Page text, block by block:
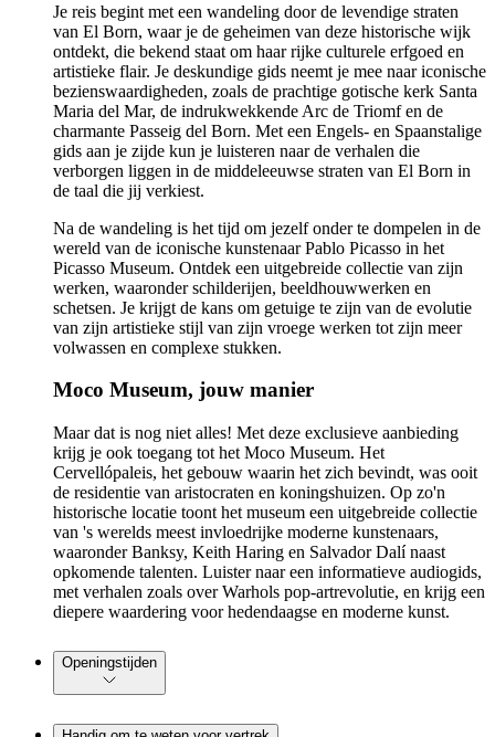
Je reis begint met een wandeling door de levendige straten
van El Born, waar je de geheimen van deze historische wijk
ontdekt, die bekend staat om haar rijke culturele erfgoed en
artistieke flair. Je deskundige gids neemt je mee naar iconische
bezienswaardigheden, zoals de prachtige gotische kerk Santa
Maria del Mar, de indrukwekkende Arc de Triomf en de
charmante Passeig del Born. Met een Engels- en Spaanstalige
gids aan je zijde kun je luisteren naar de verhalen die
verborgen liggen in de middeleeuwse straten van El Born in
de taal die jij verkiest.
Na de wandeling is het tijd om jezelf onder te dompelen in de
wereld van de iconische kunstenaar Pablo Picasso in het
Picasso Museum. Ontdek een uitgebreide collectie van zijn
werken, waaronder schilderijen, beeldhouwwerken en
schetsen. Je krijgt de kans om getuige te zijn van de evolutie
van zijn artistieke stijl van zijn vroege werken tot zijn meer
volwassen en complexe stukken.
Moco Museum, jouw manier
Maar dat is nog niet alles! Met deze exclusieve aanbieding
krijg je ook toegang tot het Moco Museum. Het
Cervellópaleis, het gebouw waarin het zich bevindt, was ooit
de residentie van aristocraten en koningshuizen. Op zo'n
historische locatie toont het museum een uitgebreide collectie
van 's werelds meest invloedrijke moderne kunstenaars,
waaronder Banksy, Keith Haring en Salvador Dalí naast
opkomende talenten. Luister naar een informatieve audiogids,
met verhalen zoals over Warhols pop-artrevolutie, en krijg een
diepere waardering voor hedendaagse en moderne kunst.
Openingstijden